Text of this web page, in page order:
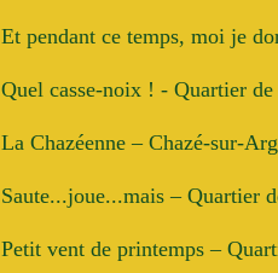
Et pendant ce temps, moi je
Quel casse-noix ! - Quartier
La Chazéenne – Chazé-sur-
Saute...joue...mais – Quartier
Petit vent de printemps –